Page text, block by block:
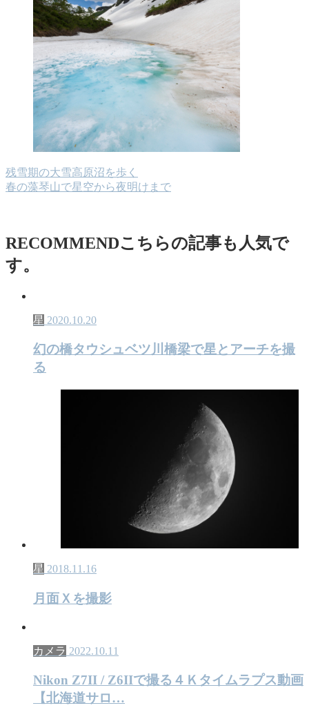
残雪期の大雪高原沼を歩く
春の藻琴山で星空から夜明けまで
RECOMMENDこちらの記事も人気で
す。
星 2020.10.20
幻の橋タウシュベツ川橋梁で星とアーチを撮
る
星 2018.11.16
月面Ｘを撮影
カメラ 2022.10.11
Nikon Z7II / Z6IIで撮る４Ｋタイムラプス動画
【北海道サロ…